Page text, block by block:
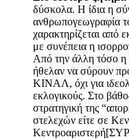
δύσκολα. Η ίδια η
χαρακτηρίζεται από
με συνέπεια η
Από την άλλη τόσο
ήθελαν να σύρουν
ΚΙΝΑΛ, όχι για
εκλογικούς. Στο
στρατηγική της
στελεχών είτε σε